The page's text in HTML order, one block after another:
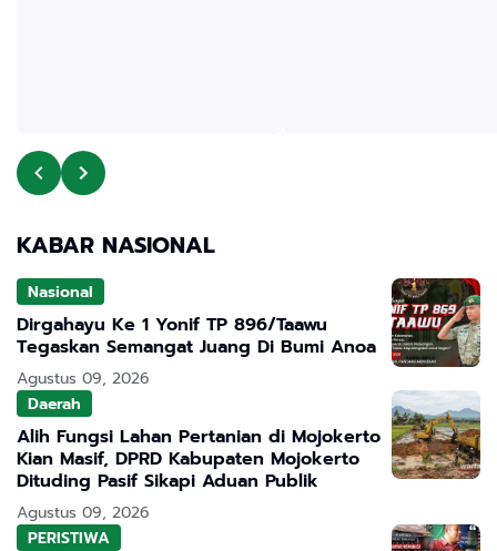
KABAR NASIONAL
Nasional
Dirgahayu Ke 1 Yonif TP 896/Taawu
Tegaskan Semangat Juang Di Bumi Anoa
Agustus 09, 2026
Daerah
Alih Fungsi Lahan Pertanian di Mojokerto
Kian Masif, DPRD Kabupaten Mojokerto
Dituding Pasif Sikapi Aduan Publik
Agustus 09, 2026
PERISTIWA